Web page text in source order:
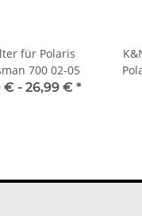
für Polaris
700 02-05
€ - 26,99 € *